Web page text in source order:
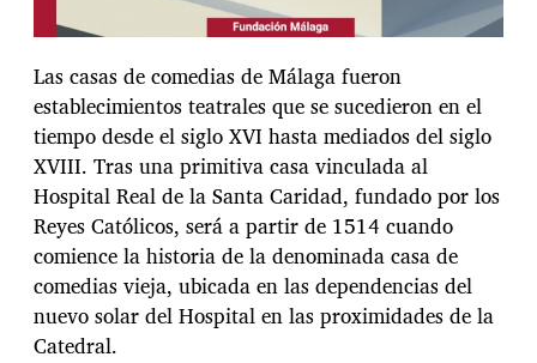
Las casas de comedias de Málaga fueron
establecimientos teatrales que se sucedieron en el
tiempo desde el siglo XVI hasta mediados del siglo
XVIII. Tras una primitiva casa vinculada al
Hospital Real de la Santa Caridad, fundado por los
Reyes Católicos, será a partir de 1514 cuando
comience la historia de la denominada casa de
comedias vieja, ubicada en las dependencias del
nuevo solar del Hospital en las proximidades de la
Catedral.